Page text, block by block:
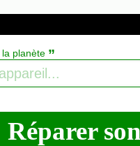
planète ”
Réparer